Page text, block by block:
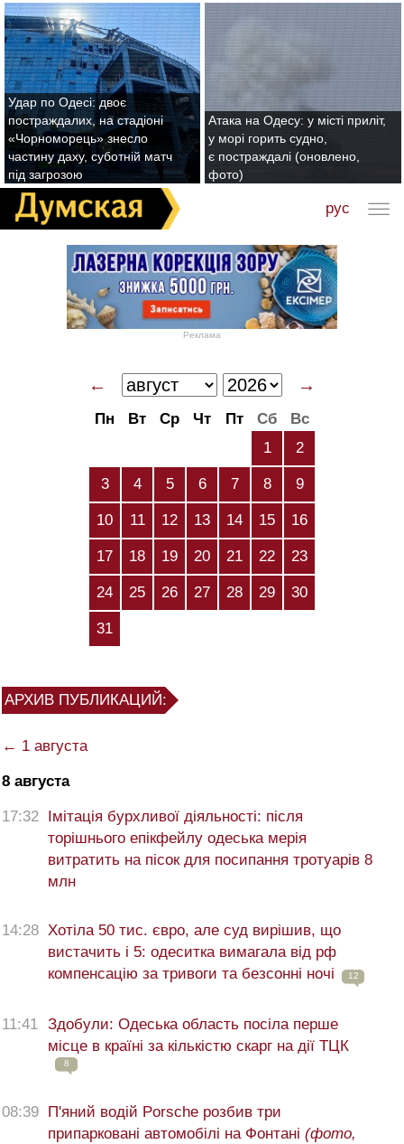
Удар по Одесі: двоє
постраждалих, на стадіоні
«Чорноморець» знесло
частину даху, суботній матч
під загрозою
Атака на Одесу: у місті приліт,
у морі горить судно,
є постраждалі (оновлено,
фото)
рус
Реклама
← →
Пн Вт Ср Чт Пт Сб
Вс
1
2
3 4 5 6 7 8 9
10 11 12 13 14 15 16
17 18 19 20 21 22 23
24 25 26 27 28 29 30
31
АРХИВ ПУБЛИКАЦИЙ:
← 1 августа
8 августа
17:32
Імітація бурхливої діяльності: після
торішнього епікфейлу одеська мерія
витратить на пісок для посипання тротуарів 8
млн
14:28 Хотіла 50 тис. євро, але суд вирішив, що
вистачить і 5: одеситка вимагала від рф
компенсацію за тривоги та безсонні ночі
12
11:41 Здобули: Одеська область посіла перше
місце в країні за кількістю скарг на дії ТЦК
8
08:39
П'яний водій Porsche розбив три
припарковані автомобілі на Фонтані (фото,